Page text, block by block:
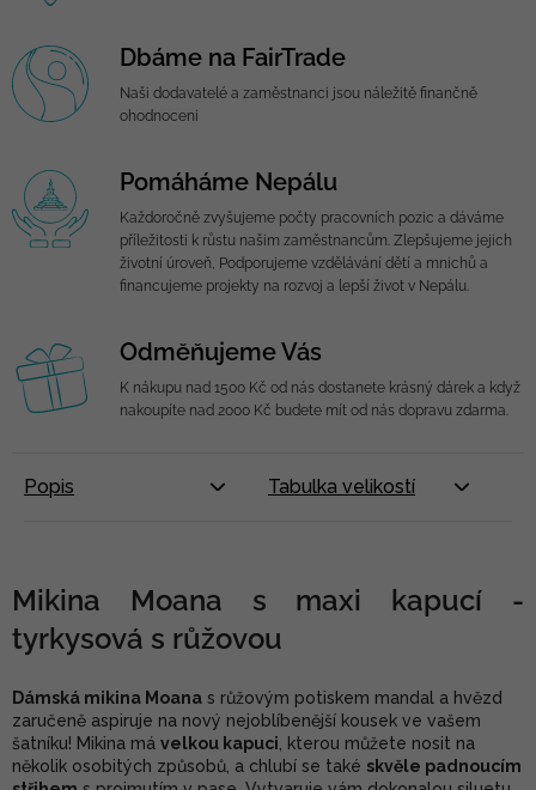
Dbáme na FairTrade
Naši dodavatelé a zaměstnanci jsou náležitě finančně
ohodnoceni
Pomáháme Nepálu
Každoročně zvyšujeme počty pracovních pozic a dáváme
příležitosti k růstu našim zaměstnancům. Zlepšujeme jejich
životní úroveň, Podporujeme vzdělávání dětí a mnichů a
financujeme projekty na rozvoj a lepší život v Nepálu.
Odměňujeme Vás
K nákupu nad 1500 Kč od nás dostanete krásný dárek a když
nakoupíte nad 2000 Kč budete mít od nás dopravu zdarma.
Popis Tabulka velikostí
Mikina Moana s maxi kapucí -
tyrkysová s růžovou
Dámská mikina Moana s růžovým potiskem mandal a hvězd
zaručeně aspiruje na nový nejoblíbenější kousek ve vašem
šatníku! Mikina má velkou kapuci , kterou můžete nosit na
několik osobitých způsobů, a chlubí se také skvěle padnoucím